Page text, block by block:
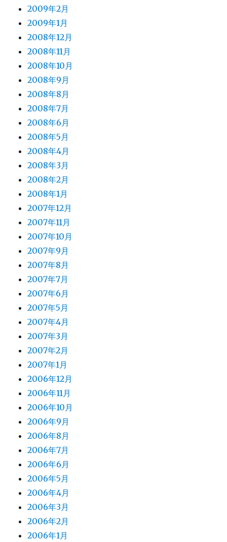
2009年2月
2009年1月
2008年12月
2008年11月
2008年10月
2008年9月
2008年8月
2008年7月
2008年6月
2008年5月
2008年4月
2008年3月
2008年2月
2008年1月
2007年12月
2007年11月
2007年10月
2007年9月
2007年8月
2007年7月
2007年6月
2007年5月
2007年4月
2007年3月
2007年2月
2007年1月
2006年12月
2006年11月
2006年10月
2006年9月
2006年8月
2006年7月
2006年6月
2006年5月
2006年4月
2006年3月
2006年2月
2006年1月